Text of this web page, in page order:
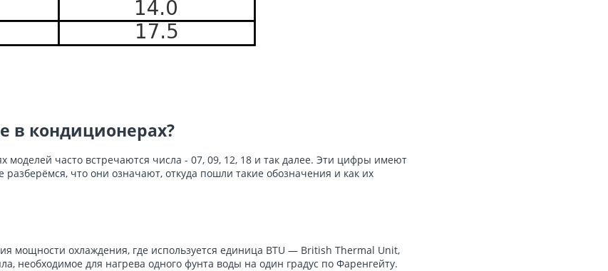
в кондиционерах?
часто встречаются числа - 07, 09, 12, 18 и так далее. Эти цифры имеют
что они означают, откуда пошли такие обозначения и как их
мощности охлаждения, где используется единица BTU — British Thermal Unit,
необходимое для нагрева одного фунта воды на один градус по Фаренгейту.